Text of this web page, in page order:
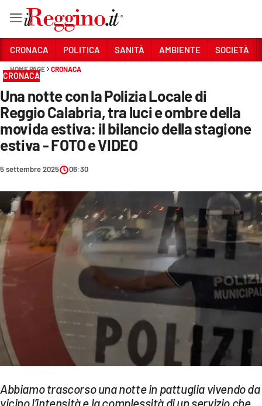
Sezioni
CRONACA
POLITICA
SANITÀ
AMBIENTE
SOCIETÀ
CULTURA
ECONOMIA E LAVORO
LAC TV
CRONACA POLITICA SANITÀ AMBIENTE SOCIETÀ
HOME PAGE CRONACA
CRONACA
Una notte con la Polizia Locale di
Reggio Calabria, tra luci e ombre della
movida estiva: il bilancio della stagione
estiva - FOTO e VIDEO
5 settembre 2025 06:30
Abbiamo trascorso una notte in pattuglia vivendo da
vicino l’intensità e la complessità di un servizio che